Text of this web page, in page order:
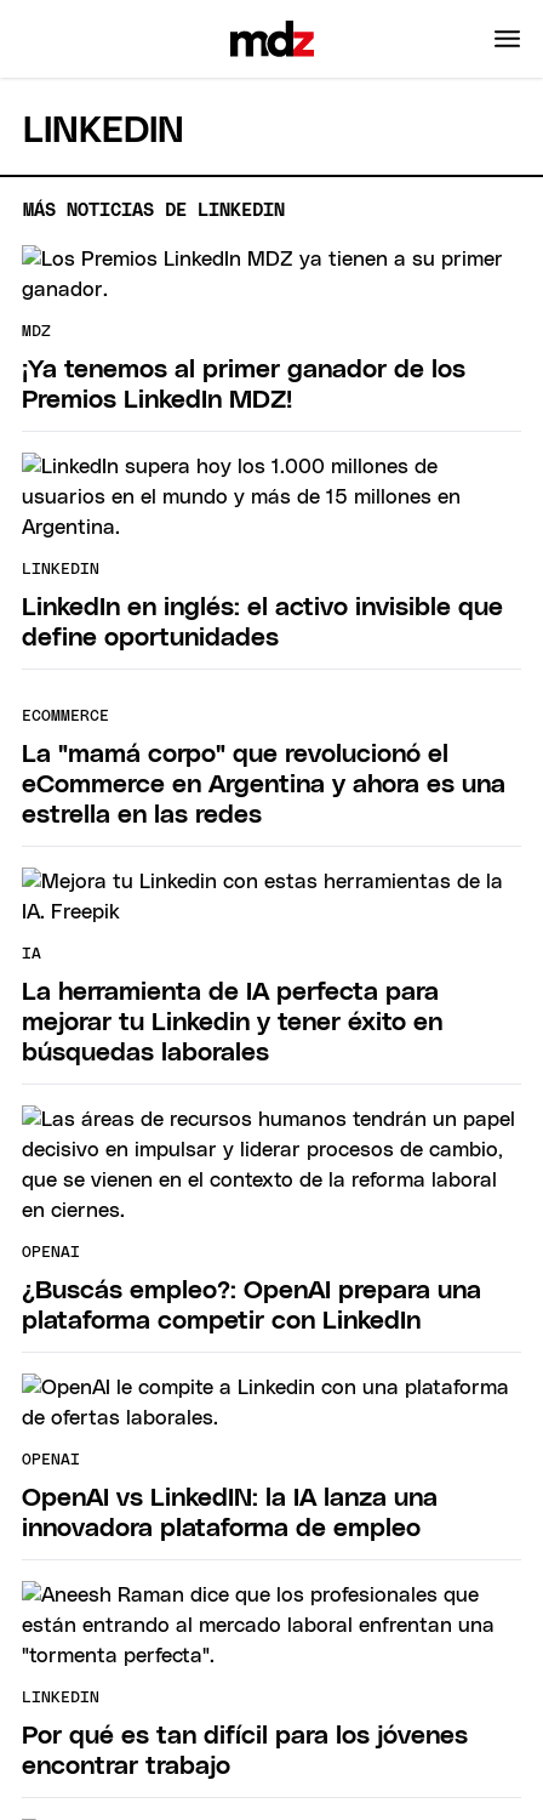
LINKEDIN
MÁS NOTICIAS DE LINKEDIN
MDZ
¡Ya tenemos al primer ganador de los
Premios LinkedIn MDZ!
LINKEDIN
LinkedIn en inglés: el activo invisible que
define oportunidades
ECOMMERCE
La "mamá corpo" que revolucionó el
eCommerce en Argentina y ahora es una
estrella en las redes
IA
La herramienta de IA perfecta para
mejorar tu Linkedin y tener éxito en
búsquedas laborales
OPENAI
¿Buscás empleo?: OpenAI prepara una
plataforma competir con LinkedIn
OPENAI
OpenAI vs LinkedIN: la IA lanza una
innovadora plataforma de empleo
LINKEDIN
Por qué es tan difícil para los jóvenes
encontrar trabajo